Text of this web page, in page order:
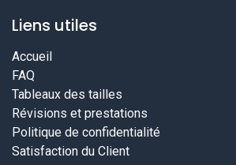
Liens utiles
Accueil
FAQ
Tableaux des tailles
Révisions et prestations
Politique de confidentialité
Satisfaction du Client